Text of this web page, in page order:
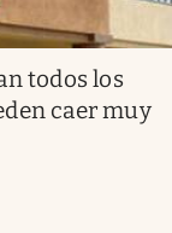
todos los
caer muy